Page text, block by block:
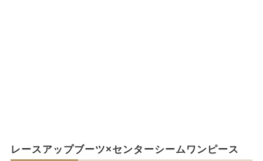
レースアップブーツ×センターシームワンピース